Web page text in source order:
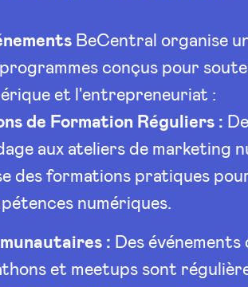
BeCentral organise
conçus pour
et l'entrepreneuriat :
de Formation Réguliers :
aux ateliers de marketing
des formations pratiques
numériques.
: Des événements
et meetups sont